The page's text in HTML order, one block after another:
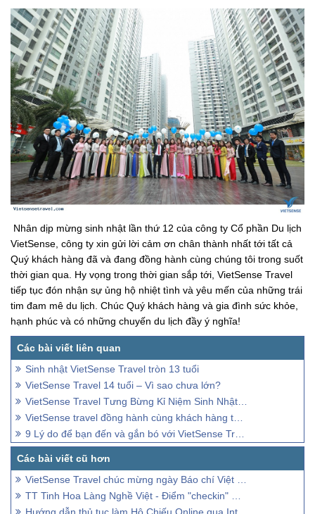
Nhân dịp mừng sinh nhật lần thứ 12 của công ty Cổ phần Du lịch
VietSense, công ty xin gửi lời cảm ơn chân thành nhất tới tất cả
Quý khách hàng đã và đang đồng hành cùng chúng tôi trong suốt
thời gian qua. Hy vọng trong thời gian sắp tới, VietSense Travel
tiếp tục đón nhận sự ủng hộ nhiệt tình và yêu mến của những trái
tim đam mê du lịch. Chúc Quý khách hàng và gia đình sức khỏe,
hạnh phúc và có những chuyến du lịch đầy ý nghĩa!
Sinh nhật VietSense Travel tròn 13 tuổi
VietSense Travel 14 tuổi – Vì sao chưa lớn?
VietSense Travel Tưng Bừng Kỉ Niệm Sinh Nhật Lần Thứ 9
VietSense travel đồng hành cùng khách hàng tại Travel Fest 2019
9 Lý do để bạn đến và gắn bó với VietSense Travel
VietSense Travel chúc mừng ngày Báo chí Việt Nam
TT Tinh Hoa Làng Nghề Việt - Điểm "checkin" mới dành cho giới trẻ